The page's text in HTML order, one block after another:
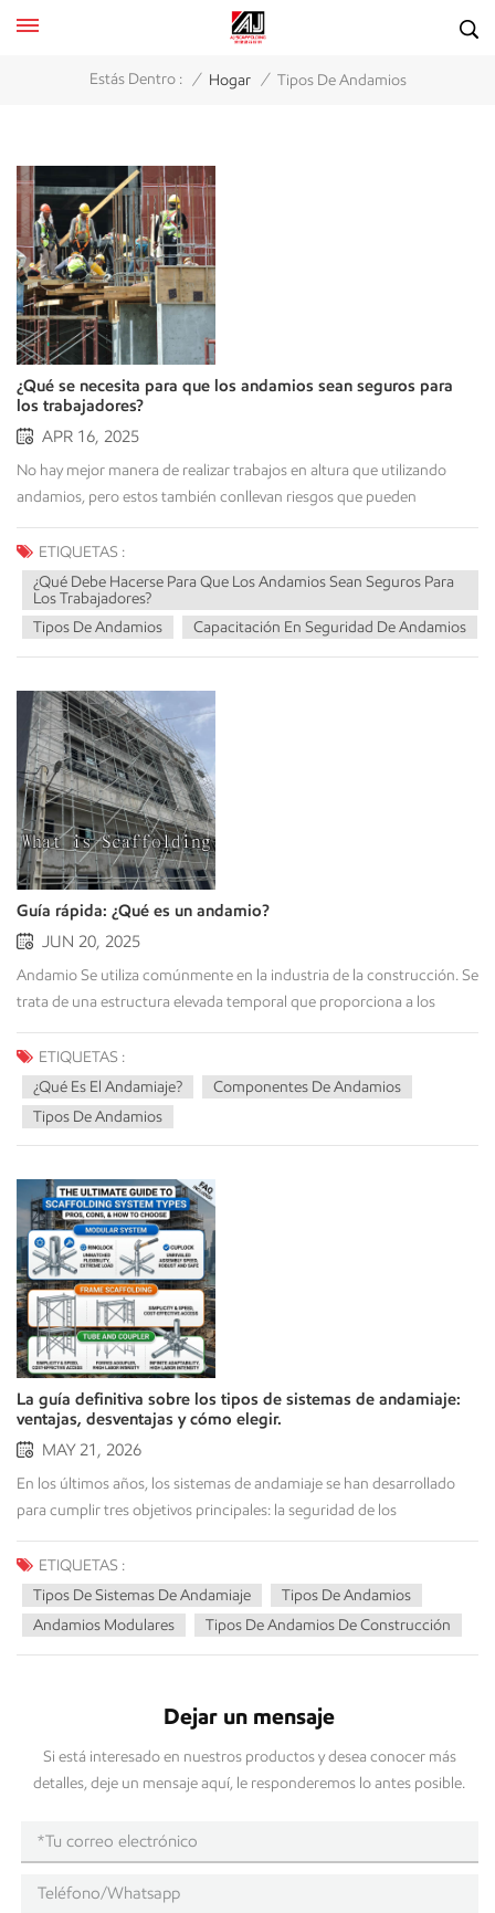
Estás Dentro : / Hogar / Tipos De Andamios
¿Qué se necesita para que los andamios sean seguros para
los trabajadores?
APR 16, 2025
No hay mejor manera de realizar trabajos en altura que utilizando andamios, pero estos también conllevan riesgos que pueden gestionarse o que, en caso de incidentes graves, pueden provocar lesiones. El uso seguro de andamios depende de la formación, el equipo adecuado, la correcta ejecución del trabajo y un enfoque proactivo para trabajar en altura de forma segura. Esta guía completa explica los pasos clave para garantizar un entorno de trabajo seguro con andamios, en particular las medidas prácticas que puede tomar para mitigar los riesgos y crear un entorno de trabajo seguro. Esta documentación abarca desde programas de formación hasta redes de seguridad, para establecer todo lo necesario para mantener a su personal a salvo. Capacitación en seguridad para todos los empleados que trabajan en andamios. El conocimiento es el primer paso hacia un trabajo seguro. Todo trabajador que participe en el montaje de andamios necesitará capacitación sobre seguridad en andamios y su correcto uso, así como sobre los riesgos asociados. Un programa de capacitación en andamios debe incluir:Procedimientos de montaje y desmontaje - Formación sobre el montaje y desmontaje seguro de andamios.Reconocimiento de peligros - Capacitación sobre cómo reconocer peligros como la inestabilidad o los riesgos eléctricos.Procedimientos de emergencia - Formación sobre qué hacer en caso de accidente, como una caída o un derrumbe.Equipo de protección personal (EPP) - Capacitación sobre EPI (Equipos de Protección Individual), como el arnés y el casco, con práctica práctica.Es necesario realizar cursos de actualización y evaluaciones frecuentes para mantener a los trabajadores informados sobre los procedimientos y las mejores prácticas, con el fin de disminuir el riesgo de accidentes debidos a errores humanos. Elija el andamio adecuado No todos los tipos de andamios son intercambiables. Elegir el tipo de andamio adecuado para el trabajo o la tarea requerida y el entorno será fundamental para la seguridad. Algunos ejemplos de tipos de andamios incluyen:Andamios modulares - Este tipo de andamios es adecuado para obras de construcción de mayor envergadura, ya que ofrece flexibilidad de ubicación y adaptabilidad.Andamios móviles - Este tipo de andamio se utiliza para trabajos que requieren movimiento o movilidad, por ejemplo, pintura o mantenimiento.Andamios suspendidos - Este tipo de andamio permite realizar trabajos en altura, como la limpieza de ventanas, reparaciones exteriores o reformas desde una ubicación elevada.Al seleccionar el andamio que va a utilizar, asegúrese de que su capacidad de carga, estabilidad e idoneidad para el lugar de trabajo se ajusten a los requisitos de la tarea que va a realizar. No utilizar el tipo de andamio adecuado para el trabajo requerido puede poner en riesgo la seguridad. Utilice los andamios estrictamente de acuerdo con las especificaciones de diseño. Los andamios deben montarse y utilizarse de acuerdo con las especificaciones del fabricante, las normas generales del sector y los requisitos de organismos reguladores como OSHA o las autoridades locales. Cualquier desviación de estas especificaciones podría comprometer la integridad del andamio y aumentar los riesgos. Algunos ejemplos de prácticas razonables incluyen:Integridad de los componentesCompruebe siempre la integridad de todos los componentes (por ejemplo, las planchas, los refuerzos, los acopladores, etc.) antes de utilizarlos.Orden de montajeSiempre que sea posible, siga la secuencia de montaje recomendada para garantizar la estabilidad estructural y la seguridad.Controles periódicos de estabilidadEn todo momento, identifique cuándo se está utilizando el andamio y determine periódicamente que su uso es seguro.Si bien seguir las especificaciones de diseño no puede eliminar por completo las fallas estructurales, sí puede reducir significativamente el riesgo de lesiones graves o muertes de los trabajadores. Reconocer y corregir posibles riesgos de seguridad en andamios Identificar los peligros antes de que se conviertan en un problema es fundamental para garantizar la seguridad de los andamios. Es importante que los trabajadores y supervisores reciban capacitación para identificar los peligros comunes a los que podría estar expuesto un sistema de andamios, como se detalla a continuación:Conexiones sueltas, como pernos o accesorios que no están correctamente sujetos.Los componentes dañados, como tablones agrietados o soportes doblados, comprometen la integridad del sistema de andamiaje.Los soportes inestables o deficientes, como los terrenos blandos o irregulares, no ofrecen un apoyo adecuado.Andamios sobrecargados, como por ejemplo, cuando la capacidad de carga se ve excedida como resultado del uso de herramientas, materiales y/o trabajadores.Inspeccione los andamios periódicamente y elimine de inmediato cualquier peligro potencial, ya sea reparándolos, reemplazándolos o añadiendo refuerzos a sus componentes. Cada peligro potencial detectado es un accidente evitable. Equipar a los trabajadores con el equipo de protección adecuado. El equipo de protección individual (EPI) es una barrera importante contra las lesiones. Los trabajadores que se encuentren en andamios siempre deben usar:Cascos de seguridad: protección contra la caída de objetos.Zapatos antideslizantes: mejor tracción para evitar resbalones.Arnés de seguridad: fijados a puntos de anclaje para evitar caídas.gafas de seguridad: opcional - tareas como soldar o cortar.Asegúrese de que los arneses de seguridad estén correctamente sujetos al punto de anclaje designado en el andamio, proporcionando así una protección adecuada contra caídas. Respete los límites de carga. Todos los sistemas de andamiaje tienen capacidades de diseño. Exceder dichas capacidades es una de las causas más comunes de colapsos. Para evitar la sobrecarga:Conozca los límites: Familiarícese con las restricciones de peso.Mantenga las cargas distribuidas uniformemente: No apile objetos pesados ​​en la misma zona.Evite almacenar material en andamios: No utilice los andamios como zona de almacenamiento de equipos o materiales pesados.Si los trabajadores respetan los límites de carga, evitarán fallos estructurales inesperados y la posible pérdida de vidas. Mantenga el suelo limpio y despejado. Un suelo desordenado o resbaladizo alrededor de los andamios aumenta el riesgo de tropiezos, resbalones y caídas. Mantenga un espacio de trabajo seguro mediante:Limpiezas regulares: Retire los escombros, las herramientas y los materiales de la zona.Almacenamiento adecuado: Guarde el equipo en los lugares designados, no sobre ni cerca de los andamios.Mantenimiento de superficies: Solucione los derrames, las manchas de petróleo o las zonas húmedas con prontitud.Un terreno ordenado facilita la circulación segura y reduce los riesgos innecesarios. Garantice un acceso seguro mediante escaleras o andamios. Los trabajadores necesitan acceso seguro y fiable a las plataformas de los andamios. Trepar por la estructura en sí es peligroso y debe evitarse. En su lugar:Instale escaleras o escalerillas estables: Fíjelos firmemente a la estructura del andamio.Caminos despejados: Mantenga los puntos de acceso libres de obstáculos.Trabajadores del tren: Enseñar las técnicas adecuadas para usar escaleras o andamios de forma segura.Los puntos de acceso seguros minimizan el riesgo de caídas durante la entrada y la salida, un escenario de accidente común. Los empleadores deben proporcionar redes de seguridad. Para trabajos en altura, las redes de seguridad son un recurso fundamental para atrapar a los trabajadores o los escombros en caso de caída. Los empleadores son responsables de:Instalación: Colocar redes debajo del andamio a intervalos adecuados.Controles de calidad: Inspeccionar periódicamente las redes para detectar roturas o desgaste.Cumplimiento: Garantizar que las redes cumplan con las normas de seguridad, como las de OSHA o ANSI.Las redes de seguridad añaden una capa adicional de protección, reduciendo significativamente la gravedad de los posibles incidentes. Manténgase alejado de los cables de alta tensión. Las líneas eléctricas aéreas representan un riesgo mortal debido a los peligros de electrocución. Para mantener a los trabajadores seguros:Evaluación previa al trabajo: Identifique y marque la ubicación de las líneas eléctricas antes de la instalación.Mantenga la distancia: Mantenga los andamios y a los trabajadores a una distancia segura (normalmente 3 metros o más, dependiendo del voltaje).Medidas de mitigación: Utilice material aislante o coordine con las compañías de servicios públicos para desconectar las líneas eléctricas si fuera necesario.Evitar el contacto con los cables de alta tensión elimina uno de los riesgos más mortales asociados al trabajo con andamios. Conclusión Garantizar la seguridad de los trabajadores en los andamios exige un enfoque integral que combine capacitación, equipamiento, cumplimiento normativo y vigilancia. Desde la formación de los trabajadores y la selección del andamio adecuado hasta el cumplimiento de los límites de carga y la instalación de redes de seguridad, cada paso es fundamental para la prevención de accidentes. Al implementar estas medidas de forma sistemática, empleadores y trabajadores pueden colaborar para crear un entorno laboral donde los andamios contribuyan a la productividad sin comprometer la seguridad. Comprometámonos con estas prácticas y trabajemos para lograr un entorno de construcción con cero accidentes. Preguntas frecuentes ¿Con qué frecuencia se debe actualizar la formación en seguridad en andamios?Los trabajadores deben recibir capacitación de actualización al menos una vez al año o siempre que se introduzcan nuevos sistemas de andamiaje o normativas. Esto garantiza que se mantengan al día con los protocolos y técnicas de seguridad actualizados.¿Se pueden utilizar andamios en condiciones climáticas adversas?No se deben utilizar andamios con vientos fuertes, lluvias intensas o
ETIQUETAS :
¿Qué Debe Hacerse Para Que Los Andamios Sean Seguros Para
Los Trabajadores?
Tipos De Andamios
Capacitación En Seguridad De Andamios
Guía rápida: ¿Qué es un andamio?
JUN 20, 2025
Andamio Se utiliza comúnmente en la industria de la construcción. Se trata de una estructura elevada temporal que proporciona a los trabajadores de la construcción una plataforma de trabajo segura. El andamio se monta sobre el suelo y se adapta a la forma del edificio. Es lo suficientemente resistente como para soportar a los trabajadores, herramientas, equipos y materiales pesados ​​durante la construcción, demolición, reparación o mantenimiento. Componentes de los sistemas de andamios ● Estándares (o montantes): Los tubos verticales que llevan la carga hacia el suelo.● Libros de contabilidad: Un tubo horizontal que conecta las columnas y se extiende a lo largo del andamio.● Travesaños: Los tubos horizontales que recorren el ancho del andamio y conectan los montantes. La mayoría de los travesaños se ubican debajo de las plataformas de trabajo del andamio. ● Tirantes: Se instala en la diagonal del andamio para mejorar la estabilidad de la estructura del andamio.● Placas base: Las placas planas en la base de los soportes ayudan a distribuir la carga sobre un área más grande.● Plataformas de trabajo (o tableros): Los tablones de madera o metal que proporcionan el área de trabajo o de paso para los trabajadores.● Barandillas o rodapiés: Elementos de seguridad en las plataformas de trabajo que ayudan a evitar caídas de trabajadores u objetos.Estos componentes suelen estar hechos de acero, aluminio o madera, seleccionados por su resistencia, durabilidad y reutilización. La forma de conectarlos varía según el tipo de andamio, pero el objetivo siempre es crear una estructura rígida y segura. Los beneficios de los andamios Los andamios ofrecen una multitud de ventajas que son indispensables para la eficiencia, la seguridad y la calidad del trabajo en estructuras elevadas:● Seguridad mejorada: Los andamios proporcionan a los trabajadores una superficie de trabajo estable, plana y segura, lo que reduce considerablemente el riesgo de caídas. Se aumenta la seguridad con barandillas, rodapiés y plataformas seguras. ● Acceso mejorado: Con el acceso mediante andamios, los trabajadores tienen la capacidad no solo de llegar a áreas altas que de otro modo serían inaccesibles en el exterior o el interior de un edificio, sino que también se mejora el acceso a la superficie del edificio. ● Mayor productividad: Con una plataforma de trabajo fija y estable, los trabajadores pueden completar sus tareas con mayor eficiencia. Pueden cambiar fácilmente de escalera u otros soportes temporales, lo que facilita el acceso a herramientas y suministros.● Soporte para herramientas y materiales: Los sistemas de andamios están diseñados para tener una carga de trabajo para ambos empleados, pero también pueden diseñarse para soportar materiales pesados ​​como ladrillos, mortero y herramientas. ● Flexibilidad: Se pueden construir sistemas de andamios para casi cualquier tamaño o forma de edificio. ● Inspección de Obra: El acceso a todas las partes de la estructura en altura permitirá realizar inspecciones más fácilmente y, por tanto, un mejor control de la calidad del trabajo. ● Almacenamiento temporal: El andamio es un área de almacenamiento temporal conveniente para materiales y herramientas que necesitan colocarse, organizarse y hacerse convenientes para el trabajador. Tipos de andamios Andamios soportados: El tipo más común, estas plataformas están sostenidas desde abajo por elementos rígidos portantes. Andamio de marco: Ampliamente utilizado para proyectos pequeños y medianos, compuesto por marcos prefabricados, tirantes transversales y tablones para un montaje y desmontaje rápido.Andamios de tubos y acopladores: Altamente versátil y resistente, ideal para estructuras complejas, utilizando tubos individuales conectados mediante acopladores para configuraciones personalizadas.Andamiaje del sistema: Utiliza componentes prediseñados con puntos de conexión fijos (por ejemplo, Kwikstage, Ringlock), lo que ofrece un ensamblaje más rápido y consistencia con buena versatilidad.Andamio de caballete: Sencillo y portátil, principalmente para trabajos en interiores a baja altura, con plataformas sostenidas por caballetes móviles.Andamios voladizos: Se utiliza cuando no se dispone de apoyo terrestre, se construye sobre vigas proyectadas desde el edificio, lo que requiere una ingeniería cuidadosa.Andamios suspendidos: Las plataformas que están suspendidas mediante cuerdas o cables desde la estructura superior, que generalmente se pueden ajustar, se utilizan generalmente para tareas de mantenimiento de edificios altos y limpieza de ventanas.Andamios Móviles: Andamios con ruedas o ruedas giratorias que permiten su desplazamiento manual. Este tipo de andamio se utiliza cuando una tarea se realizará varias veces o con frecuencia; sin embargo, deben usarse con extrema precaución para evitar movimientos involuntarios. Peligros de trabajar en andamios Caídas desde la altura: • Sin barandillas o barandillas inadecuadas• Plataforma resbaladiza (debido a la lluvia, hielo o escombros)• Uso suelto o inadecuado de tablones no asegurados• Exceso de alcance o uso inadecuado de los sistemas personales de detención de caídas Colapso del andamio:o El andamio está siendo montado incorrectamente por personal no calificadoo El andamio está sobrecargado, ya sea por personal o materiales, por encima de la capacidad asignada para el andamio.o El andamio está incorrectamente apuntalado o atado a una estructurao Piezas dañadaso Fundación incapaz de sostenerse, débil o inestable • Objetos que caen: Las personas que son golpeadas por herramientas, materiales o escombros que caen de un andamio pueden sufrir lesiones graves. El uso de rodapiés, redes y eslingas para herramientas reduce la probabilidad de que esto ocurra. • Electrocución: Los andamios metálicos pueden energizarse si entran en contacto con líneas eléctricas aéreas u otros equipos eléctricos sin aislamiento. Manténgase a una distancia prudencial de las líneas eléctricas.• Condiciones climáticas: Los vientos fuertes pueden afectar a los andamios que no están anclados al edificio. El hielo y la nieve harán que las plataformas sean resbaladizas. • Acceso indebido: Las caídas son causadas por trabajadores que utilizan escaleras que no están aseguradas o que suben a estructuras del andamio que no están diseñadas para subir.• Incumplimiento de inspección y mantenimiento: Los andamios que no se han inspeccionado para detectar daños o para garantizar su correcto montaje son inseguros. Las tuercas y los tornillos pueden aflojarse con el viento y la lluvia, y el andamio también podría ser inseguro debido a los factores mencionados. Para tener alguna esperanza de reducir estos riesgos, se requiere nada menos que el pleno cumplimiento de las normas de seguridad, la capacitación adecuada de todas las personas involucradas en el levantamiento y uso de los andamios y la realización de inspecciones periódicas. Usos de los andamios Los andamios tienen múltiples usos ya que se pueden utilizar en muchas industrias y aplicaciones: Construcción: Albañilería y mampostería: proporcionar un medio para que un albañil trabaje de manera eficiente a diferentes alturas.Montaje de acero: proporciona un área de trabajo elevada para erigir y unir la estructura de acero de un edificio nuevo.Hormigón: para permitir el acceso para el soporte del encofrado y otras facetas de la construcción, y para permitir la capacidad de verter y terminar un proyecto de hormigón.Techado: proporcionar un punto de acceso seguro a lo largo de una línea de techo para continuar con la instalación de un techo y/o finalizar las reparaciones.Revestimiento y acristalamiento: proporcionar medios de acceso para la instalación de la fachada del edificio, la instalación de ventanas o muros cortina. Renovación y Restauración:Limpieza y reparación de fachadas: Cómo llegar y trabajar de forma segura en los exteriores de los edificios.Repintado y enlucido: permite obtener un acabado uniforme en grandes superficies.Reemplazo de ventanas: proporcionamos una plataforma estable para quitar ventanas viejas e instalar otras nuevas. Mantenimiento Industrial: Instalación y reparación de equipos: Proporciona acceso a maquinaria grande y tuberías.Trabajos de aislamiento: Permiten la aplicación o reparación de aislamiento en tuberías y recipientes.Mantenimiento de calderas y tanques: Permitir a los trabajadores acceder a espacios confinados o elevados dentro de instalaciones industriales. Construcción naval y aeroespacial: Se utiliza para construir, mantener y reparar grandes buques y aeronaves.Puesta en escena del evento: Las estructuras de andamios temporales se utilizan a menudo para construir escenarios, asientos y equipos de iluminación para conciertos, festivales y otros eventos grandes.Demolición: Proporcionar una plataforma de trabajo segura para que los trabajadores desmantelen estructuras de forma sistemática y segura. En esencia, donde sea necesario trabajar en altura y se requiera una plataforma de trabajo estable, segura y robusta, el andamio se convierte en una solución indispensable. Es un testimonio del ingenio de la ingeniería, enfocado en hacer que las tareas desafiantes sean alcanzables y, sobre todo, seguras. Preguntas frecuentes ¿Son seguros los andamios?Sí, siempre que se monten, inspeccionen y utilicen correctamente. Los andamios están diseñados para proporcionar una plataforma de trabajo segura. Sin embargo, pueden resultar peligrosos si se ignoran los protocolos de seguridad, como un montaje incorrecto, sobrecarga o falta de inspecciones periódicas. Cumplir con las normas y regulaciones de seguridad es fundamental. ¿Con qué frecuencia se deben inspeccionar los andamios?Los andamios deben ser inspeccionados por una persona competente antes de cada turno de trabajo y después de cualquier evento que pueda afectar su integridad, como vientos fuertes, lluvias intensas o cualquier alteración estructural. La inspección inicial tras el montaje y las inspecciones semanales
ETIQUETAS :
¿Qué Es El Andamiaje?
Componentes De Andamios
Tipos De Andamios
La guía definitiva sobre los tipos de sistemas de andamiaje:
ventajas, desventajas y cómo elegir.
MAY 21, 2026
En los últimos años, los sistemas de andamiaje se han desarrollado para cumplir tres objetivos principales: la seguridad de los trabajadores, el aumento de la productividad y la estabilidad del sistema frente a las inclemencias del entorno y las diversas cargas. Ya sea en un edificio de gran altura, una planta industrial como una refinería o en labores de mantenimiento de infraestructuras, el sistema de andamiaje constituye la base de seguridad temporal para los trabajadores.Las estructuras de construcción temporales se utilizan para la construcción en todo el mundo. Elegir el andamio adecuado para un proyecto puede llevar mucho tiempo para ponerlo en marcha, además de generar muchos costos adicionales y presentar varios problemas para el director del proyecto. No solo ralentiza el proyecto mientras el trabajador intenta garantizar que el mayor número de trabajadores necesarios complete el trabajo de forma segura.En esta guía, analizaremos el funcionamiento de los sistemas de andamiaje temporal disponibles en todo el mundo, describiremos sus ventajas y desventajas, y también examinaremos sus áreas de aplicación para ayudarle a decidir si comprar un sistema de andamiaje o alquilar uno. Andamios modulares (de sistema) Sistemas de andamios modulares, también conocidos como andamiaje de sistemaLos andamios suelen estar compuestos por montantes prefabricados (postes) y sus correspondientes tirantes, entre otros componentes, que se conectan en puntos fijos. Este sistema de acceso se está convirtiendo en la norma para grandes obras en todo el mundo, especialmente porque ofrece una construcción rápida y una alta capacidad de carga en comparación con otros sistemas de acceso.De todos los sistemas de andamiaje utilizados en todo el mundo, los dos sistemas de andamiaje más populares disponibles en el mercado global se encuentran entre: Sistema de andamios Ringlock El sistema Ringlock es muy apreciado por su versatilidad y rapidez. Su característica distintiva es una roseta circular soldada al montante vertical cada 500 mm, que permite conectar hasta ocho fijaciones (tirantes y tirantes) en distintos ángulos mediante un mecanismo de pasador de cuña seguro.Ventajas:Flexibilidad sin igual:El diseño de roseta de 360 ​​grados permite una geometría precisa, lo que lo hace perfecto para estructuras curvas, tanques industriales circulares y fachadas complejas.Alta capacidad de carga:Los componentes de acero de alta resistencia distribuyen el peso de manera eficiente, lo que permite cumplir con los requisitos de apuntalamiento y andamiaje de gran envergadura.Durabilidad:Generalmente se galvanizan por inmersión en caliente para resistir la corrosión en entornos costeros o industriales adversos.Desventajas:Mayor inversión inicial:La precisión de fabricación requerida para las rosetas y las cuñas aumenta los costos de adquisición iniciales en comparación con los sistemas de marcos básicos.Mejor uso para:Refinerías de petróleo y gas, construcción naval, infraestructuras complejas e ingeniería civil industrial de gran envergadura. Sistema de andamiaje Cuplock Cuplock es otro sistema modular de uso extendido a nivel mundial. Utiliza un mecanismo de bloqueo único en forma de "copa", donde una copa inferior fija y una copa superior deslizante se unen para fijar hasta cuatro piezas horizontales con un solo golpe de martillo.Ventajas:Montaje rápido:Su exclusivo mecanismo de bloqueo de acción simple lo convierte en uno de los sistemas más rápidos de montar y desmontar, reduciendo drásticamente las horas de trabajo.Robusto y seguro:No hay piezas sueltas ni cuñas que se puedan perder en la obra, lo que minimiza los riesgos de mantenimiento y seguridad.Desventajas:Ángulos rígidos:Las conexiones están restringidas a ángulos fijos de 90 grados, lo que lo hace menos adaptable a perfiles arquitectónicos muy irregulares o curvos.Mejor uso para: Apuntalamiento de hormigón de alta resistencia, construcción de puentes y fachadas sencillas de edificios de gran altura. Andamios de marco (Modular / Seccional) Los andamios de marco son el tipo de estructura temporal más conocido, ampliamente utilizado en los sectores comercial y residencial de Norteamérica y algunas partes de Asia. Se componen de marcos prefabricados de acero o aluminio soldados, conectados por tirantes transversales para formar torres rígidas.Ventajas:Sencillez y rapidez:Los marcos ligeros pueden apilarse y bloquearse verticalmente con mano de obra básica, sin necesidad de formación compleja.Rentable:Los menores costes iniciales de compra y alquiler lo hacen muy accesible para los contratistas generales.Fácil acceso:A menudo cuentan con escaleras integradas o arcos de paso, lo que facilita el desplazamiento de los trabajadores que transportan materiales.Desventajas:Altura y carga limitadas: No está diseñado intrínsecamente para soportar cargas industriales extremadamente pesadas ni alturas extremas sin un refuerzo estructural masivo.Falta de flexibilidad:No puede adaptarse a formas complejas; es estrictamente lineal.Mejor uso para: Albañilería, trabajos de ladrillo exterior, pintura, enlucido y mantenimiento de edificios de baja a mediana altura. Andamios de tubo y acoplador Este método tradicional, a menudo denominado andamio de "tubo y abrazadera" o de "tubo suelto", se basa en dos componentes principales: tubos de acero o aluminio y varios tipos de acopladores (giratorios, de ángulo recto y de manguito).Ventajas:Adaptabilidad infinita:Al no tener puntos de conexión fijos, los tubos se pueden cortar y sujetar a cualquier altura, profundidad o ángulo. Se adaptan a prácticamente cualquier irregularidad estructural.Bajo costo de los materiales:Los tubos de acero en bruto y las abrazaderas de alta resistencia son relativamente económicos de adquirir.Desventajas:Requiere mucha mano de obra: Se requieren andamieros altamente cualificados y certificados para medir, alinear y atornillar manualmente cada nodo. Los tiempos de montaje son considerablemente más largos que los de los sistemas modulares.Alta tasa de pérdidas:Las piezas pequeñas y sueltas, como los acoplamientos, se pierden fácilmente en las obras de construcción con mucho movimiento, lo que aumenta los gastos de sustitución con el tiempo.Mejor uso para:Restauraciones históricas de formas irregulares, espacios reducidos alrededor de complejas tuberías industriales y proyectos donde los componentes modulares no pueden encajar físicamente. Andamios suspendidos (plataformas colgantes) A diferencia de las opciones anteriores que se apoyaban en el suelo, los andamios suspendidos consisten en una plataforma suspendida de una estructura superior (normalmente tejados o parapetos) mediante cables de acero de alta resistencia y polipastos eléctricos.Ventajas:Alcance vertical ilimitado:Ideal para estructuras de gran altura donde la instalación de andamios apoyados en el suelo sería imposible tanto desde el punto de vista financiero como estructural.Huella mínima en el terreno:Mantiene las aceras y el nivel del suelo completamente despejados para el tránsito peatonal u otras operaciones de construcción.Desventajas:Vulnerabilidades de seguridad estrictas:Muy susceptible a los vientos fuertes. Las fallas mecánicas menores en los polipastos pueden desencadenar riesgos de seguridad catastróficos, lo que exige inspecciones diarias rigurosas y sistemas anticaídas.Mejor uso para:Limpieza de ventanas, reparaciones de fachadas, pintura de edificios de gran altura e instalación de cristales en rascacielos. Matriz de comparación integral Para resumir cómo se comparan estos sistemas entre sí, revise la base de referencia comparativa a continuación:Tipo de andamioVelocidad de ensamblajeCapacidad de cargaFlexibilidad / AdaptabilidadRequisitos de habilidades laboralesEficiencia de costos (a largo plazo)Ringlock ModularMuy rápidoDe alto a extremoExcelente (ángulos de 360°)MedioAlto (Duradero y rápido)Cuplock ModularMuy rápidoAltoModerado (solo 90°)MedioAlto (bajo mantenimiento)Andamios de marcoRápidoBajo a medioBajo (solo lineal)BajoExcelente para trabajos ligerosTubo y acoplamientoLentoMedioInfinitoMuy altoBajos (Altos costos laborales)SuspendidoNo aplica (de arriba hacia abajo)Bajo (solo plataforma)EspecializadoAlto (Enfoque en la seguridad)Alto para los rascacielos Factores clave a considerar antes de seleccionar su sistema Para optimizar la seguridad y la rentabilidad del proyecto, evalúe los requisitos del mismo en función de estas métricas clave:Geometría del proyecto:Las fachadas planas y lineales favorecen los sistemas Frame o Cuplock. Las estructuras curvas, los sistemas complejos de tuberías industriales o las estructuras circulares requieren sistemas Ringlock o Tube and Coupler.Expectativas de carga:Si su equipo debe levantar losas de hormigón pesadas, grandes palés de ladrillos o maquinaria pesada de albañilería, opte por sistemas modulares de alta resistencia. Para tareas de mantenimiento ligeras, las estructuras con bastidor o suspendidas son ideales.Mercado laboral local y costes:Si en su región escasean los andamieros cualificados o son caros, la utilización de sistemas modulares como Ringlock puede reducir drásticamente las horas de trabajo, compensando así el mayor coste inicial de los componentes.Transporte y almacenamiento:Los componentes modulares se apilan de forma ordenada, maximizando el espacio de los contenedores de envío y reduciendo los problemas de gestión logística. Conclusión y próximos pasos a seguir No existe un único sistema de andamiaje "mejor"; solo existe el sistema adecuado para las limitaciones específicas de su proyecto. Equilibrar las normas de seguridad estructural, la velocidad de montaje y los costos del equipo determina si opta por la flexibilidad avanzada de Ringlock, la rápida simplicidad de los sistemas Frame, o la adaptabilidad tradicional de Tubo y acoplamiento.Invertir tiempo en seleccionar el equipo de montaje adecuado garantiza una mayor productividad de los trabajadores, el cumplimiento
ETIQUETAS :
Tipos De Sistemas De Andamiaje
Tipos De Andamios
Andamios Modulares
Tipos De Andamios De Construcción
Dejar un mensaje
Si está interesado en nuestros productos y desea conocer más
detalles, deje un mensaje aquí, le responderemos lo antes posible.